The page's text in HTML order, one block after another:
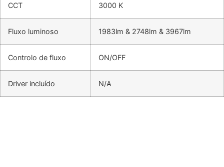
CCT 3000 K
Fluxo luminoso 1983lm & 2748lm & 3967lm
Controlo de fluxo ON/OFF
Driver incluído N/A